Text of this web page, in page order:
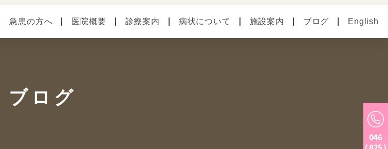
急患の方へ 医院概要
本院（横須賀中央）
診療案内 病状について 施設案内 ブログ English
ブログ